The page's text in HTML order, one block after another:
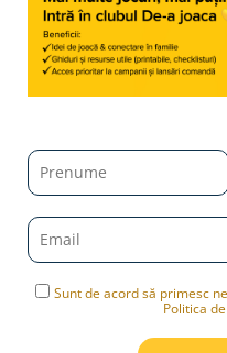
Sunt de acord să primesc
Politica